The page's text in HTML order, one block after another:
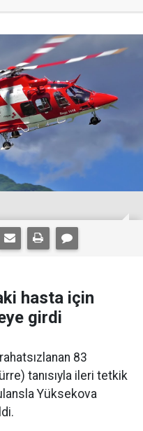
hasta için
girdi
83
tanısıyla ileri tetkik
Yüksekova